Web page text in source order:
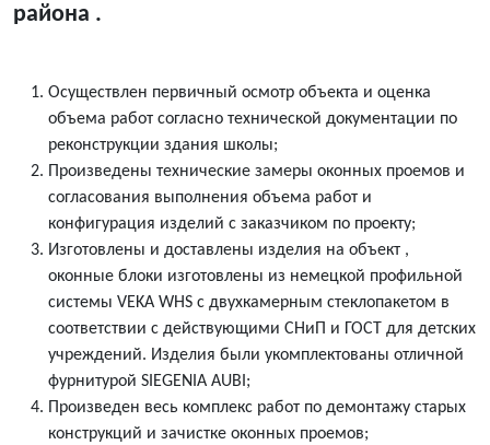
района .
Осуществлен первичный осмотр объекта и оценка
объема работ согласно технической документации по
реконструкции здания школы;
Произведены технические замеры оконных проемов и
согласования выполнения объема работ и
конфигурация изделий с заказчиком по проекту;
Изготовлены и доставлены изделия на объект ,
оконные блоки изготовлены из немецкой профильной
системы VEKA WHS c двухкамерным стеклопакетом в
соответствии с действующими СНиП и ГОСТ для детских
учреждений. Изделия были укомплектованы отличной
фурнитурой SIEGENIA AUBI;
Произведен весь комплекс работ по демонтажу старых
конструкций и зачистке оконных проемов;